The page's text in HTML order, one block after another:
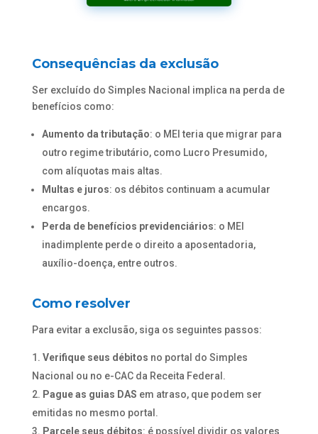
Consequências da exclusão
Ser excluído do Simples Nacional implica na perda de
benefícios como:
Aumento da tributação: o MEI teria que migrar para
outro regime tributário, como Lucro Presumido,
com alíquotas mais altas.
Multas e juros: os débitos continuam a acumular
encargos.
Perda de benefícios previdenciários: o MEI
inadimplente perde o direito a aposentadoria,
auxílio-doença, entre outros.
Como resolver
Para evitar a exclusão, siga os seguintes passos:
Verifique seus débitos no portal do Simples
Nacional ou no e-CAC da Receita Federal.
Pague as guias DAS em atraso, que podem ser
emitidas no mesmo portal.
Parcele seus débitos: é possível dividir os valores